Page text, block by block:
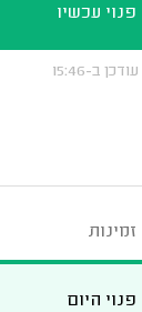
פנוי עכשיו
עודכן ב-15:46
זמינות
פנוי היום